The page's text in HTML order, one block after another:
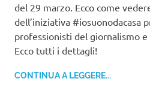
del 29 marzo. Ecco come
dell’iniziativa #iosuonodacasa
professionisti del giornalismo e
Ecco tutti i dettagli!
CONTINUA A LEGGERE...